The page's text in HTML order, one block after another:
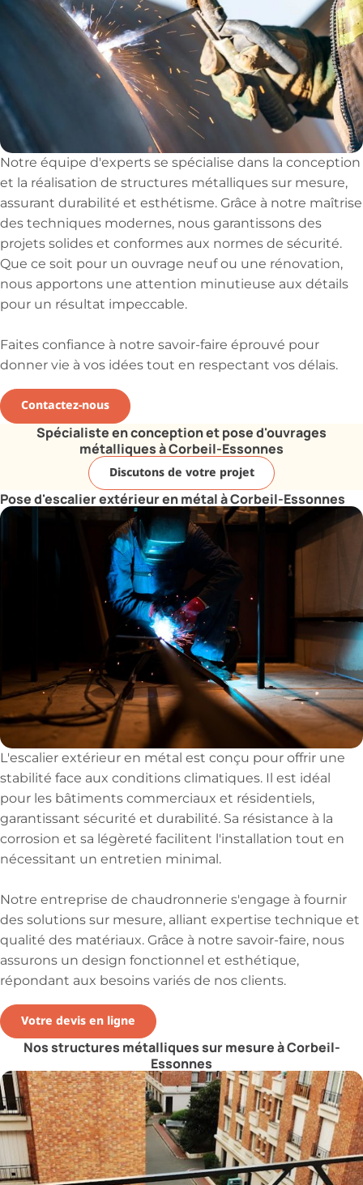
Notre équipe d'experts se spécialise dans la conception
et la réalisation de structures métalliques sur mesure,
assurant durabilité et esthétisme. Grâce à notre maîtrise
des techniques modernes, nous garantissons des
projets solides et conformes aux normes de sécurité.
Que ce soit pour un ouvrage neuf ou une rénovation,
nous apportons une attention minutieuse aux détails
pour un résultat impeccable.
Faites confiance à notre savoir-faire éprouvé pour
donner vie à vos idées tout en respectant vos délais.
Contactez-nous
Spécialiste en conception et pose d'ouvrages
métalliques à Corbeil-Essonnes
Discutons de votre projet
Pose d'escalier extérieur en métal à Corbeil-Essonnes
L'escalier extérieur en métal est conçu pour offrir une
stabilité face aux conditions climatiques. Il est idéal
pour les bâtiments commerciaux et résidentiels,
garantissant sécurité et durabilité. Sa résistance à la
corrosion et sa légèreté facilitent l'installation tout en
nécessitant un entretien minimal.
Notre entreprise de chaudronnerie s'engage à fournir
des solutions sur mesure, alliant expertise technique et
qualité des matériaux. Grâce à notre savoir-faire, nous
assurons un design fonctionnel et esthétique,
répondant aux besoins variés de nos clients.
Votre devis en ligne
Nos structures métalliques sur mesure à Corbeil-
Essonnes